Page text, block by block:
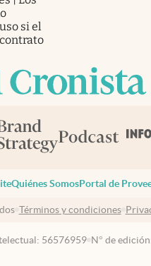
si el
Quiénes SomosPortal de
Términos y condiciones
56576959 N° de